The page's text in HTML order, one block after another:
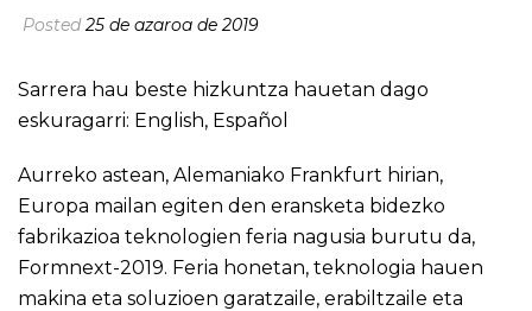
Posted25 de azaroa de 2019
Sarrera hau beste hizkuntza hauetan dago
eskuragarri: English, Español
Aurreko astean, Alemaniako Frankfurt hirian,
Europa mailan egiten den eransketa bidezko
fabrikazioa teknologien feria nagusia burutu da,
Formnext-2019. Feria honetan, teknologia hauen
makina eta soluzioen garatzaile, erabiltzaile eta